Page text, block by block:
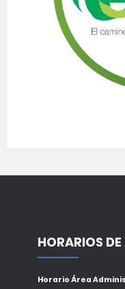
HORARIOS
Horario Área